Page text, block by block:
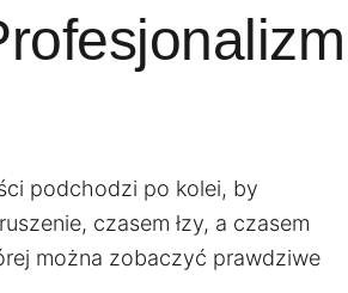
podchodzi po kolei, by
czasem łzy, a czasem
można zobaczyć prawdziwe